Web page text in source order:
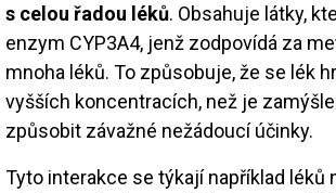
s celou řadou léků. Obsahuje látky,
enzym CYP3A4, jenž zodpovídá za
mnoha léků. To způsobuje, že se lék
vyšších koncentracích, než je
způsobit závažné nežádoucí účinky.
Tyto interakce se týkají například léků